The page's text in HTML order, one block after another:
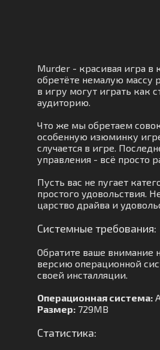
Murder - красивая игра в
обретёте немалую массу
в игру могут играть как
аудиторию.
Что же мы обретаем
особенную изюминку
случается в игре.
управления - всё просто
Пусть вас не пугает
простого удовольствия.
царство драйва и
Системные требования:
Обратите ваше внимание
версию операционной
своей инсталляции.
Операционная система:
Размер: 729MB
Статистика: